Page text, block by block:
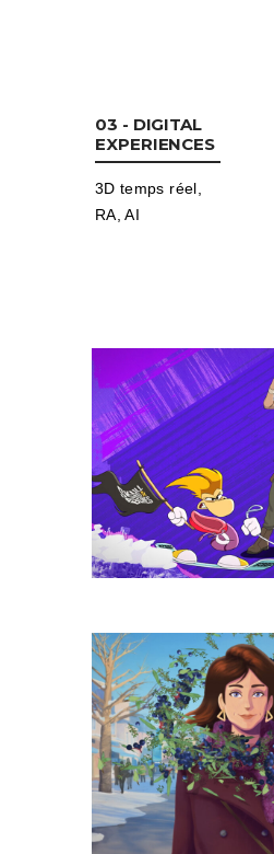
03 - DIGITAL
EXPERIENCES
3D temps réel,
RA, AI